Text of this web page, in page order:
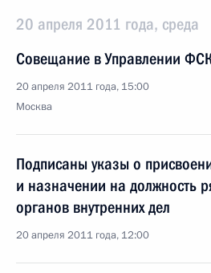
20 апреля 2011 года, среда
Совещание в Управлении
20 апреля 2011 года, 15:00
Москва
Подписаны указы о
и назначении на должность
органов внутренних дел
20 апреля 2011 года, 12:00